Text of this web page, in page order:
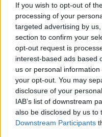
If you wish to opt-out of
processing of your
targeted advertising by
section to confirm your
opt-out request is
interest-based ads based
us or personal
your opt-out. You may
disclosure of your
IAB’s list of downstream
also be disclosed by us to
Downstream Participants
Anthony Faucin fajtor
shpërfillje të Kongresit
pasi nuk iu përgjigj
pyetjeve mbi
Covid-19
Vala e të nxehtit
Hungaria fik ndriçimin